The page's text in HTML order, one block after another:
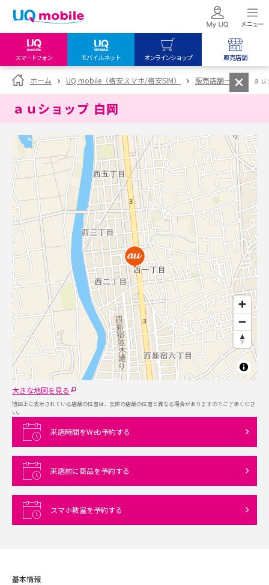
スマートフォン モバイルネット オンラインショップ 販売店舗
my UQ WiMAX
UQ WiMAX ご契約の方
My UQ mobile
UQ mobile
データチャージサイト
UQ mobile
オンラインショップ
UQ WiMAX
UQ mobile
販売店舗
UQ WiMAX
ホーム UQ mobile（格安スマホ/格安SIM） 販売店舗一覧 ａ
ａｕショップ 白岡
大きな地図を見る
地図上に表示されている店舗の位置は、実際の店舗の位置と異なる場合がありますのでご了承くださ
い。
来店時間をWeb予約する
来店前に商品を予約する
スマホ教室を予約する
基本情報